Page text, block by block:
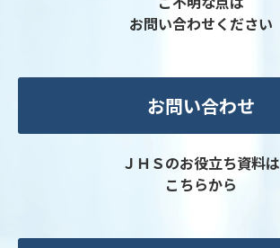
お問い合わせください
お問い合わせ
ＪＨＳのお役立ち資料は
こちらから